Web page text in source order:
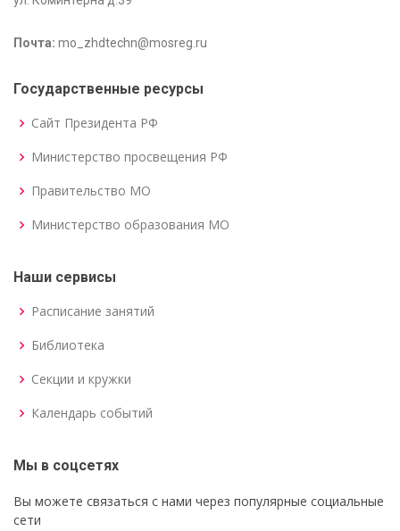
Почта: mo_zhdtechn@mosreg.ru
Государственные ресурсы
Сайт Президента РФ
Министерство просвещения РФ
Правительство МО
Министерство образования МО
Наши сервисы
Расписание занятий
Библиотека
Секции и кружки
Календарь событий
Мы в соцсетях
Вы можете связаться с нами через популярные социальные
сети